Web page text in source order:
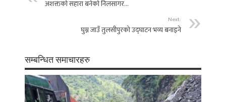
अशक्तको सहारा बनेको निलसागर…
Next:
घुम्न जाउँ तुलसीपुरको उद्घाटन भव्य बनाइने
सम्बन्धित समाचारहरु